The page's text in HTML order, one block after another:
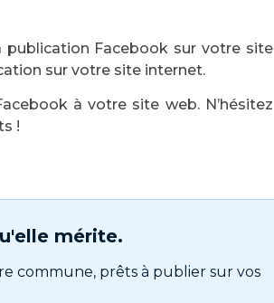
publication Facebook sur votre site
sur votre site internet.
à votre site web. N’hésitez
!
mérite.
commune, prêts à publier sur vos